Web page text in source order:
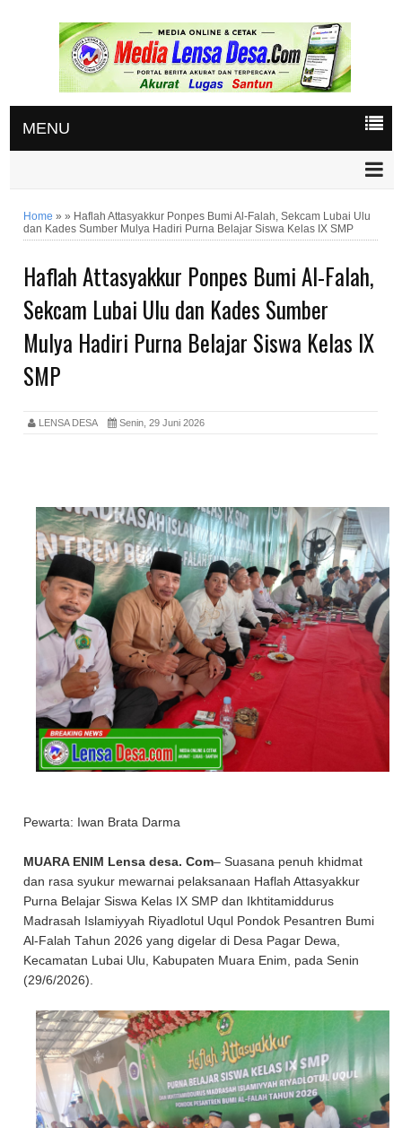
MENU
Home »» Haflah Attasyakkur Ponpes Bumi Al-Falah, Sekcam Lubai Ulu
dan Kades Sumber Mulya Hadiri Purna Belajar Siswa Kelas IX SMP
Haflah Attasyakkur Ponpes Bumi Al-Falah,
Sekcam Lubai Ulu dan Kades Sumber
Mulya Hadiri Purna Belajar Siswa Kelas IX
SMP
LENSA DESA Senin, 29 Juni 2026
Pewarta: Iwan Brata Darma
MUARA ENIM Lensa desa. Com– Suasana penuh khidmat
dan rasa syukur mewarnai pelaksanaan Haflah Attasyakkur
Purna Belajar Siswa Kelas IX SMP dan Ikhtitamiddurus
Madrasah Islamiyyah Riyadlotul Uqul Pondok Pesantren Bumi
Al-Falah Tahun 2026 yang digelar di Desa Pagar Dewa,
Kecamatan Lubai Ulu, Kabupaten Muara Enim, pada Senin
(29/6/2026).